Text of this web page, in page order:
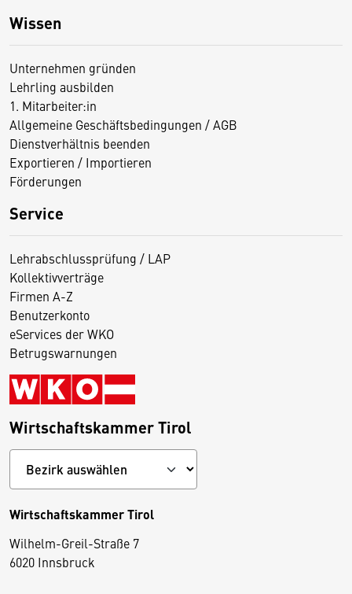
Wissen
Unternehmen gründen
Lehrling ausbilden
1. Mitarbeiter:in
Allgemeine Geschäftsbedingungen / AGB
Dienstverhältnis beenden
Exportieren / Importieren
Förderungen
Service
Lehrabschlussprüfung / LAP
Kollektivverträge
Firmen A-Z
Benutzerkonto
eServices der WKO
Betrugswarnungen
Wirtschaftskammer Tirol
Wirtschaftskammer Tirol
Wilhelm-Greil-Straße 7
6020 Innsbruck
D
i